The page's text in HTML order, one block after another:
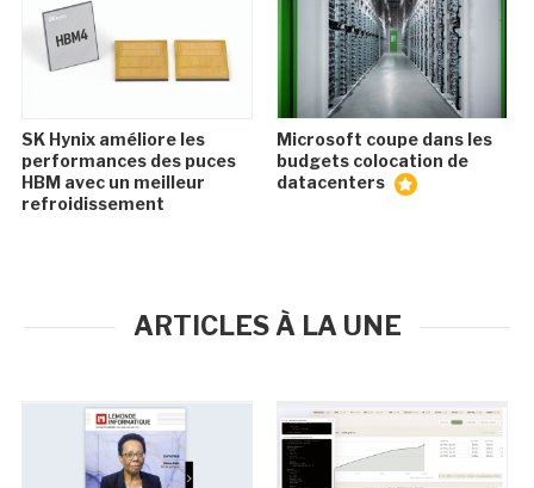
SK Hynix améliore les
performances des puces
HBM avec un meilleur
refroidissement
Microsoft coupe dans les
budgets colocation de
datacenters
ARTICLES À LA UNE